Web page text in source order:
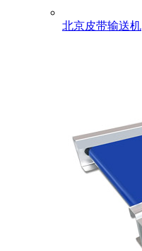
北京皮带输送机